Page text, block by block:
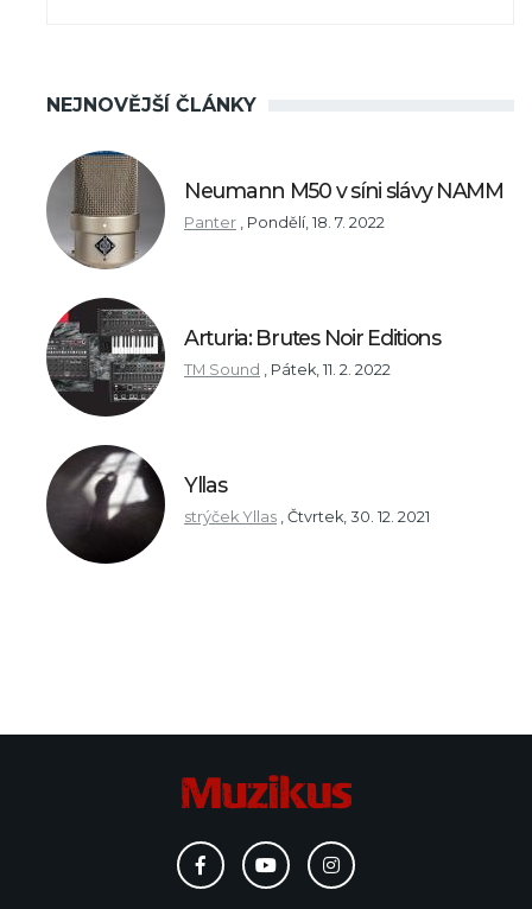
NEJNOVĚJŠÍ ČLÁNKY
Neumann M50 v síni slávy NAMM
Panter , Pondělí, 18. 7. 2022
Arturia: Brutes Noir Editions
TM Sound , Pátek, 11. 2. 2022
Yllas
strýček Yllas , Čtvrtek, 30. 12. 2021